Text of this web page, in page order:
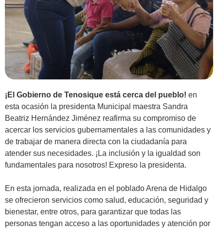
¡El Gobierno de Tenosique está cerca del pueblo! en
esta ocasión la presidenta Municipal maestra Sandra
Beatriz Hernández Jiménez reafirma su compromiso de
acercar los servicios gubernamentales a las comunidades y
de trabajar de manera directa con la ciudadanía para
atender sus necesidades. ¡La inclusión y la igualdad son
fundamentales para nosotros! Expreso la presidenta.
En esta jornada, realizada en el poblado Arena de Hidalgo
se ofrecieron servicios como salud, educación, seguridad y
bienestar, entre otros, para garantizar que todas las
personas tengan acceso a las oportunidades y atención por